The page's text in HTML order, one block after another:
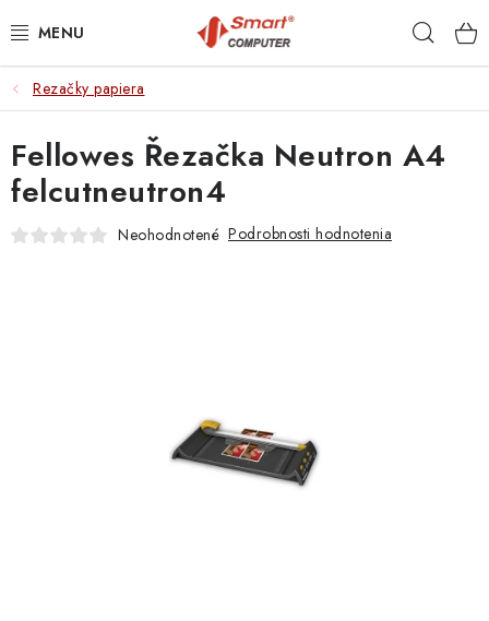
na
NOTEBOOKY
MOBILNÉ ZARIADENIA
PC A KOMPONENTY
Rezačky papiera
Fellowes Řezačka Neutron A4
felcutneutron4
Neohodnotené Podrobnosti hodnotenia